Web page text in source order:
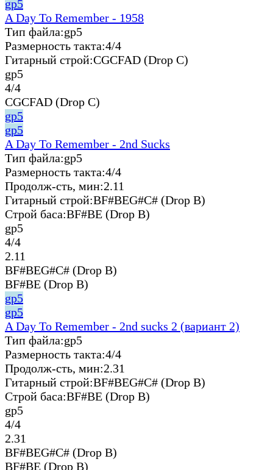
gp5
A Day To Remember - 1958
Тип файла:gp5
Размерность такта:4/4
Гитарный строй:CGCFAD (Drop C)
gp5
4/4
CGCFAD (Drop C)
gp5
gp5
A Day To Remember - 2nd Sucks
Тип файла:gp5
Размерность такта:4/4
Продолж-сть, мин:2.11
Гитарный строй:BF#BEG#C# (Drop B)
Строй баса:BF#BE (Drop B)
gp5
4/4
2.11
BF#BEG#C# (Drop B)
BF#BE (Drop B)
gp5
gp5
A Day To Remember - 2nd sucks 2 (вариант 2)
Тип файла:gp5
Размерность такта:4/4
Продолж-сть, мин:2.31
Гитарный строй:BF#BEG#C# (Drop B)
Строй баса:BF#BE (Drop B)
gp5
4/4
2.31
BF#BEG#C# (Drop B)
BF#BE (Drop B)